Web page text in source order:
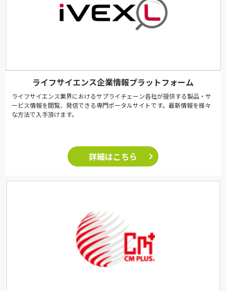
ライフサイエンス企業情報プラットフォーム
ライフサイエンス業界におけるサプライチェーン各社が提供する製品・サ
ービス情報を閲覧、発信できる専門ポータルサイトです。最新情報を様々
な方法で入手頂けます。
詳細はこちら